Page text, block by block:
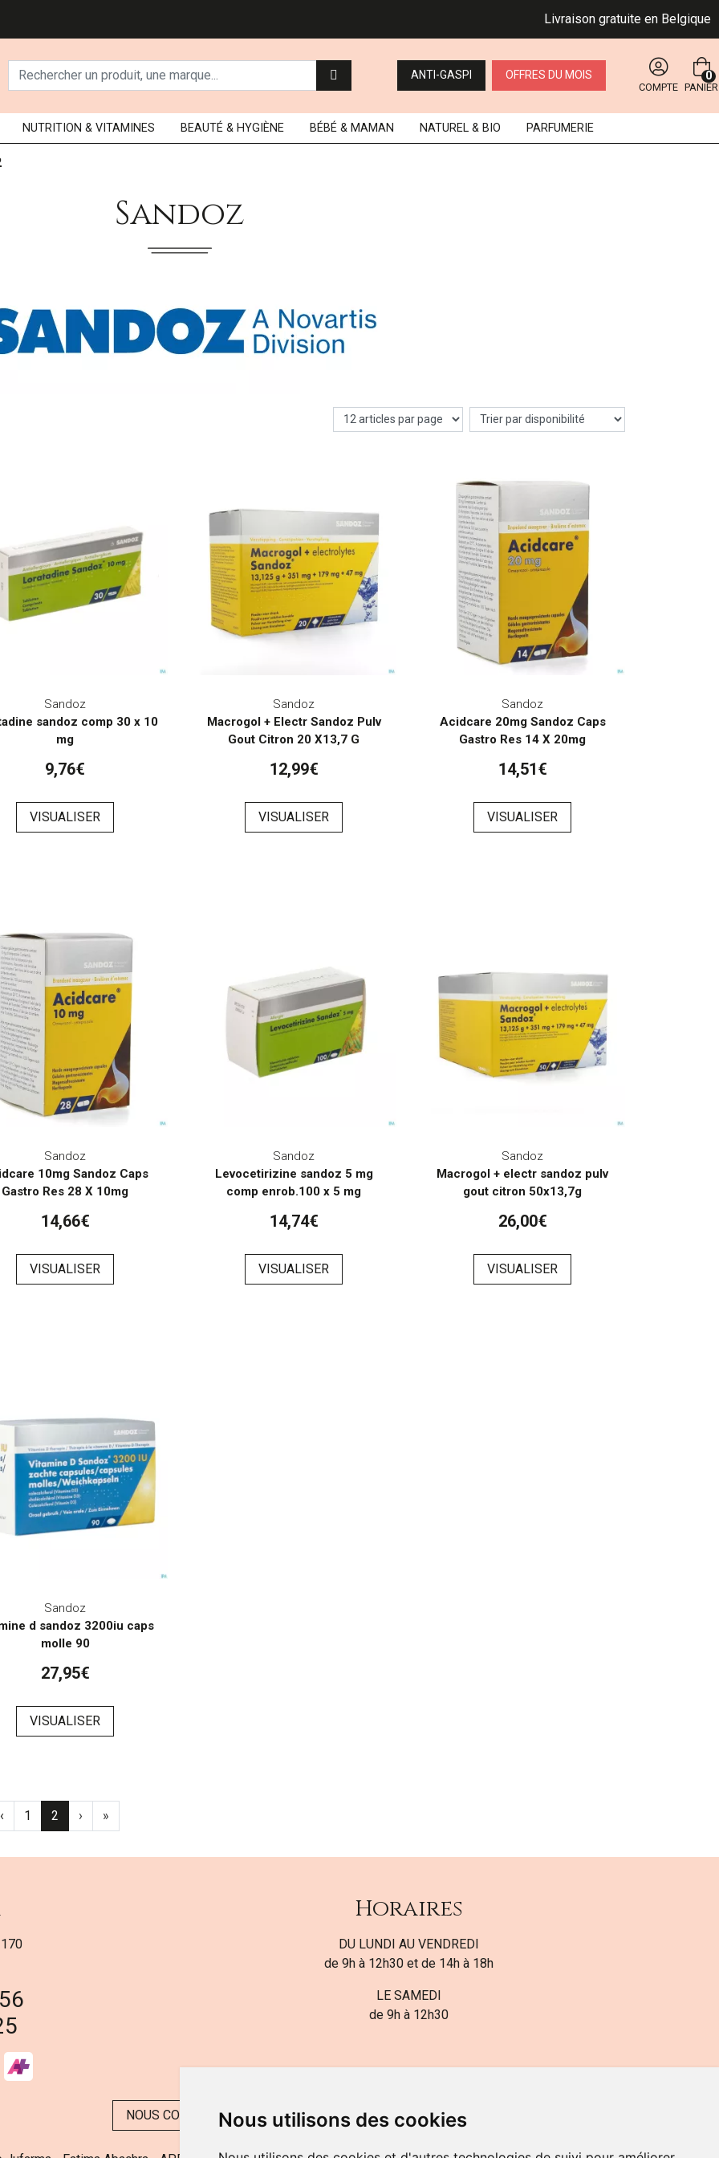
Nous utilisons des cookies
Livraison gratuite en Belgique
ANTI-GASPI OFFRES DU MOIS
COMPTE PANIER
0
NUTRITION & VITAMINES BEAUTÉ & HYGIÈNE BÉBÉ & MAMAN NATUREL & BIO PARFUMERIE
Sandoz
Sandoz
sandoz comp 30 x 10
mg
9,76€
VISUALISER
Sandoz
Macrogol + Electr Sandoz Pulv
Gout Citron 20 X13,7 G
12,99€
VISUALISER
Sandoz
Acidcare 20mg Sandoz Caps
Gastro Res 14 X 20mg
14,51€
VISUALISER
Sandoz
10mg Sandoz Caps
Gastro Res 28 X 10mg
14,66€
VISUALISER
Sandoz
Levocetirizine sandoz 5 mg
comp enrob.100 x 5 mg
14,74€
VISUALISER
Sandoz
Macrogol + electr sandoz pulv
gout citron 50x13,7g
26,00€
VISUALISER
Sandoz
d sandoz 3200iu caps
molle 90
27,95€
VISUALISER
‹ 1 2 › »
Horaires
DU LUNDI AU VENDREDI
de 9h à 12h30 et de 14h à 18h
LE SAMEDI
de 9h à 12h30
NOUS CONTACTER